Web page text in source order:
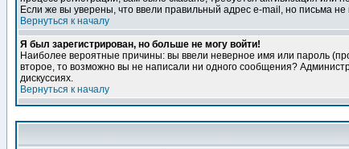
Если же вы уверены, что ввели правильный адрес e-mail, но письма
Вернуться к началу
Я был зарегистрирован, но больше не могу войти!
Наиболее вероятные причины: вы ввели неверное имя или пароль
второе, то возможно вы не написали ни одного сообщения?
дискуссиях.
Вернуться к началу